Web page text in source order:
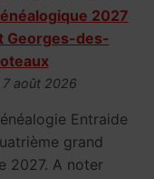
2027
Georges-des-
7 août 2026
Entraide
grand
2027. A noter